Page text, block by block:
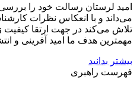
امید لرستان رسالت خود را
می‌داند و با انعکاس نظرات
تلاش می‌کند در جهت ارتقا کیفیت
مهمترین هدف ما امید آفرینی و
بیشتر بدانید
فهرست راهبری